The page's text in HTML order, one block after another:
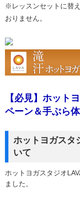
※レッスンセットに替
おりません。
【必見】ホット
ペーン＆手ぶら
ホットヨガスタ
いて
ホットヨガスタジオ
ました。